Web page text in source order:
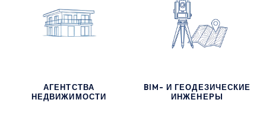
АГЕНТСТВА
НЕДВИЖИМОСТИ
BIM- И ГЕОДЕЗИЧЕСКИЕ
ИНЖЕНЕРЫ